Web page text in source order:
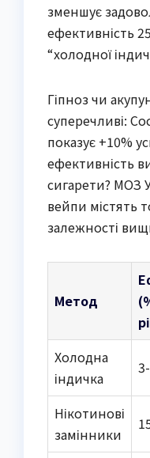
зменшує
ефективність
“холодної
Гіпноз чи
суперечливі:
показує +10%
ефективність
сигарети? МОЗ
вейпи містять
залежності
Метод
Холодна
індичка
Нікотинові
замінники